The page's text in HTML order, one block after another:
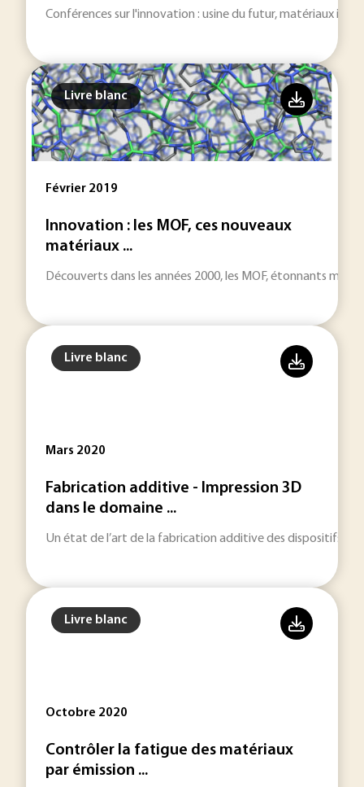
Conférences sur l'innovation : usine du futur, matériaux
Livre blanc
Février 2019
Innovation : les MOF, ces nouveaux
matériaux ...
Découverts dans les années 2000, les MOF, étonnants
Livre blanc
Mars 2020
Fabrication additive - Impression 3D
dans le domaine ...
Un état de l’art de la fabrication additive des dispositifs
Livre blanc
Octobre 2020
Contrôler la fatigue des matériaux
par émission ...